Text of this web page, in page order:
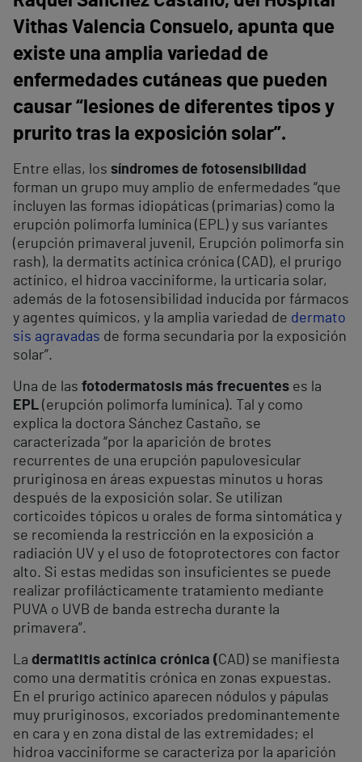
Vithas Valencia Consuelo, apunta que
existe una amplia variedad de
enfermedades cutáneas que pueden
causar “lesiones de diferentes tipos y
prurito tras la exposición solar”.
Entre ellas, los síndromes de fotosensibilidad
forman un grupo muy amplio de enfermedades “que
incluyen las formas idiopáticas (primarias) como la
erupción polimorfa lumínica (EPL) y sus variantes
(erupción primaveral juvenil, Erupción polimorfa sin
rash), la dermatits actínica crónica (CAD), el prurigo
actínico, el hidroa vacciniforme, la urticaria solar,
además de la fotosensibilidad inducida por fármacos
y agentes químicos, y la amplia variedad de dermato
sis agravadas de forma secundaria por la exposición
solar”.
Una de las fotodermatosis más frecuentes es la
EPL (erupción polimorfa lumínica). Tal y como
explica la doctora Sánchez Castaño, se
caracterizada “por la aparición de brotes
recurrentes de una erupción papulovesicular
pruriginosa en áreas expuestas minutos u horas
después de la exposición solar. Se utilizan
corticoides tópicos u orales de forma sintomática y
se recomienda la restricción en la exposición a
radiación UV y el uso de fotoprotectores con factor
alto. Si estas medidas son insuficientes se puede
realizar profilácticamente tratamiento mediante
PUVA o UVB de banda estrecha durante la
primavera”.
La dermatitis actínica crónica (CAD) se manifiesta
como una dermatitis crónica en zonas expuestas.
En el prurigo actínico aparecen nódulos y pápulas
muy pruriginosos, excoriados predominantemente
en cara y en zona distal de las extremidades; el
hidroa vacciniforme se caracteriza por la aparición